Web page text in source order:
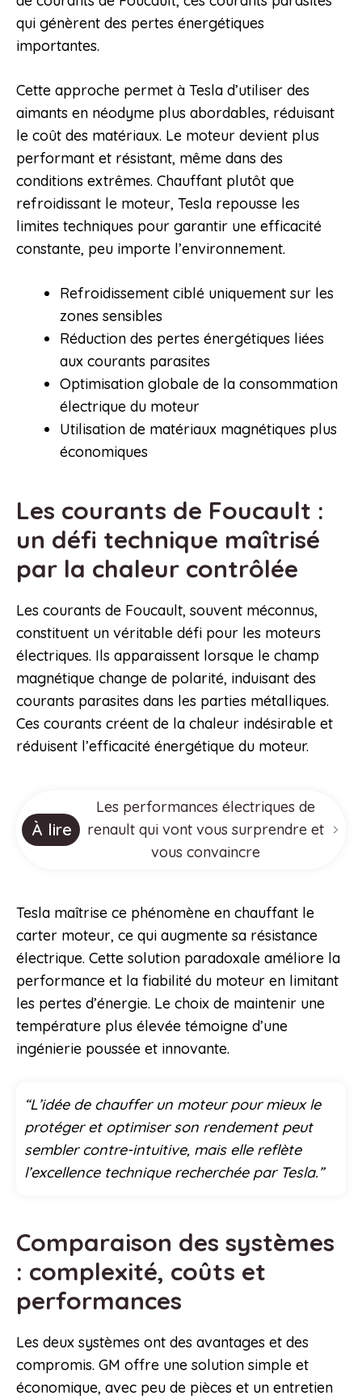
qui génèrent des pertes énergétiques
importantes.
Cette approche permet à Tesla d’utiliser des
aimants en néodyme plus abordables, réduisant
le coût des matériaux. Le moteur devient plus
performant et résistant, même dans des
conditions extrêmes. Chauffant plutôt que
refroidissant le moteur, Tesla repousse les
limites techniques pour garantir une efficacité
constante, peu importe l’environnement.
Refroidissement ciblé uniquement sur les
zones sensibles
Réduction des pertes énergétiques liées
aux courants parasites
Optimisation globale de la consommation
électrique du moteur
Utilisation de matériaux magnétiques plus
économiques
Les courants de Foucault :
un défi technique maîtrisé
par la chaleur contrôlée
Les courants de Foucault, souvent méconnus,
constituent un véritable défi pour les moteurs
électriques. Ils apparaissent lorsque le champ
magnétique change de polarité, induisant des
courants parasites dans les parties métalliques.
Ces courants créent de la chaleur indésirable et
réduisent l’efficacité énergétique du moteur.
À lire
Les performances électriques de
renault qui vont vous surprendre et
vous convaincre
Tesla maîtrise ce phénomène en chauffant le
carter moteur, ce qui augmente sa résistance
électrique. Cette solution paradoxale améliore la
performance et la fiabilité du moteur en limitant
les pertes d’énergie. Le choix de maintenir une
température plus élevée témoigne d’une
ingénierie poussée et innovante.
“L’idée de chauffer un moteur pour mieux le
protéger et optimiser son rendement peut
sembler contre-intuitive, mais elle reflète
l’excellence technique recherchée par Tesla.”
Comparaison des systèmes
: complexité, coûts et
performances
Les deux systèmes ont des avantages et des
compromis. GM offre une solution simple et
économique, avec peu de pièces et un entretien